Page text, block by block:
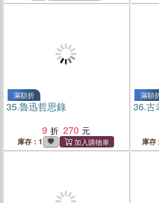
滿額折
35.魯迅哲思錄
9
270
庫存：1
滿額
36.古
庫存